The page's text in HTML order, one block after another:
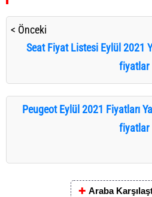
< Önceki
Seat Fiyat Listesi Eylül 2021
fiyatlar
Peugeot Eylül 2021 Fiyatları
fiyatlar
✚ Araba